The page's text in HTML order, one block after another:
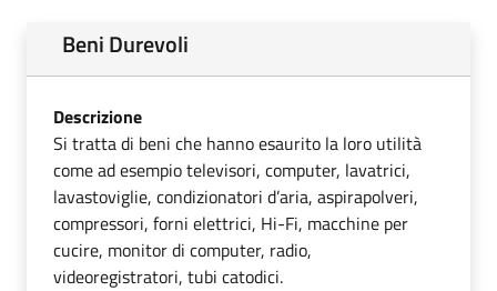
Beni Durevoli
Descrizione
Si tratta di beni che hanno esaurito la loro utilità
come ad esempio televisori, computer, lavatrici,
lavastoviglie, condizionatori d’aria, aspirapolveri,
compressori, forni elettrici, Hi-Fi, macchine per
cucire, monitor di computer, radio,
videoregistratori, tubi catodici.